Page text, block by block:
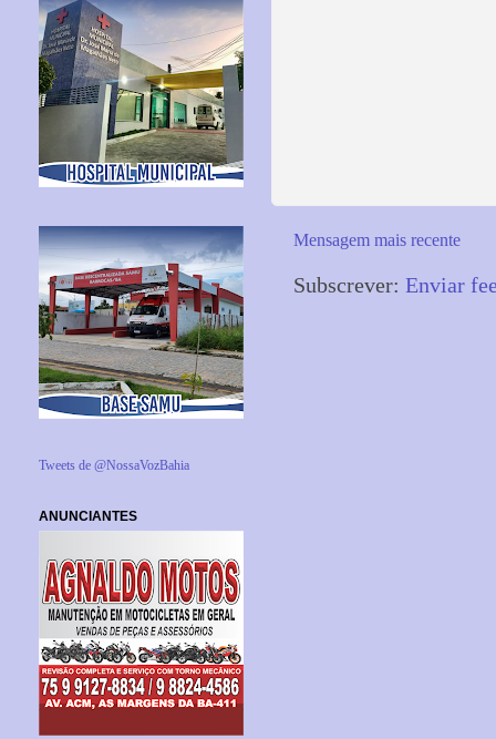
Mensagem mais recente
Subscrever: Enviar
Tweets de @NossaVozBahia
ANUNCIANTES